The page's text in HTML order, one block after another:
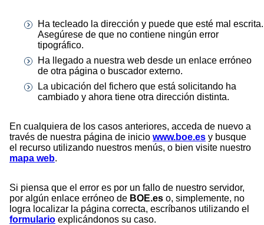
Ha tecleado la dirección y puede que esté mal escrita.
Asegúrese de que no contiene ningún error
tipográfico.
Ha llegado a nuestra web desde un enlace erróneo
de otra página o buscador externo.
La ubicación del fichero que está solicitando ha
cambiado y ahora tiene otra dirección distinta.
En cualquiera de los casos anteriores, acceda de nuevo a
través de nuestra página de inicio www.boe.es y busque
el recurso utilizando nuestros menús, o bien visite nuestro
mapa web.
Si piensa que el error es por un fallo de nuestro servidor,
por algún enlace erróneo de BOE.es o, simplemente, no
logra localizar la página correcta, escríbanos utilizando el
formulario explicándonos su caso.